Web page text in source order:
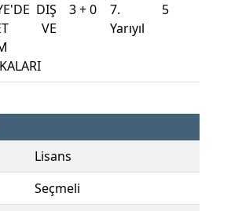
DIŞ
VE
3 + 0
7.
Yarıyıl
5
Lisans
Seçmeli